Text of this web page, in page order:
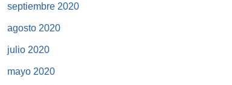
septiembre 2020
agosto 2020
julio 2020
mayo 2020